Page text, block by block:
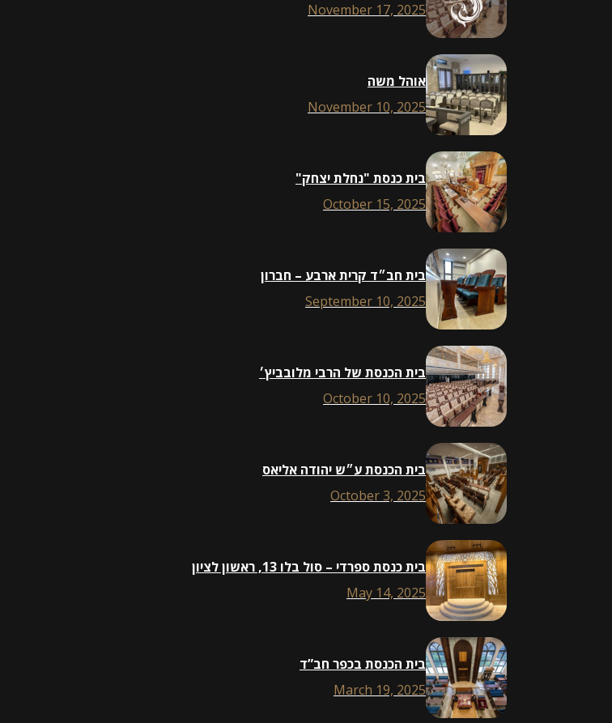
November 17, 2025
אוהל משה
November 10, 2025
בית כנסת "נחלת יצחק"
October 15, 2025
בית חב״ד קרית ארבע – חברון
September 10, 2025
בית הכנסת של הרבי מלובביץ׳
October 10, 2025
בית הכנסת ע״ש יהודה אליאס
October 3, 2025
בית כנסת ספרדי – סול בלו 13, ראשון לציון
May 14, 2025
בית הכנסת בכפר חב”ד
March 19, 2025